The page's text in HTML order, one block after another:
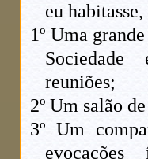
eu
1º Uma
reuniões;
2º Um salão
3º Um